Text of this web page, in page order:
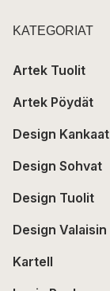
KATEGORIAT
Artek Tuolit
Artek Pöydät
Design Kankaat
Design Sohvat
Design Tuolit
Design Valaisin
Kartell